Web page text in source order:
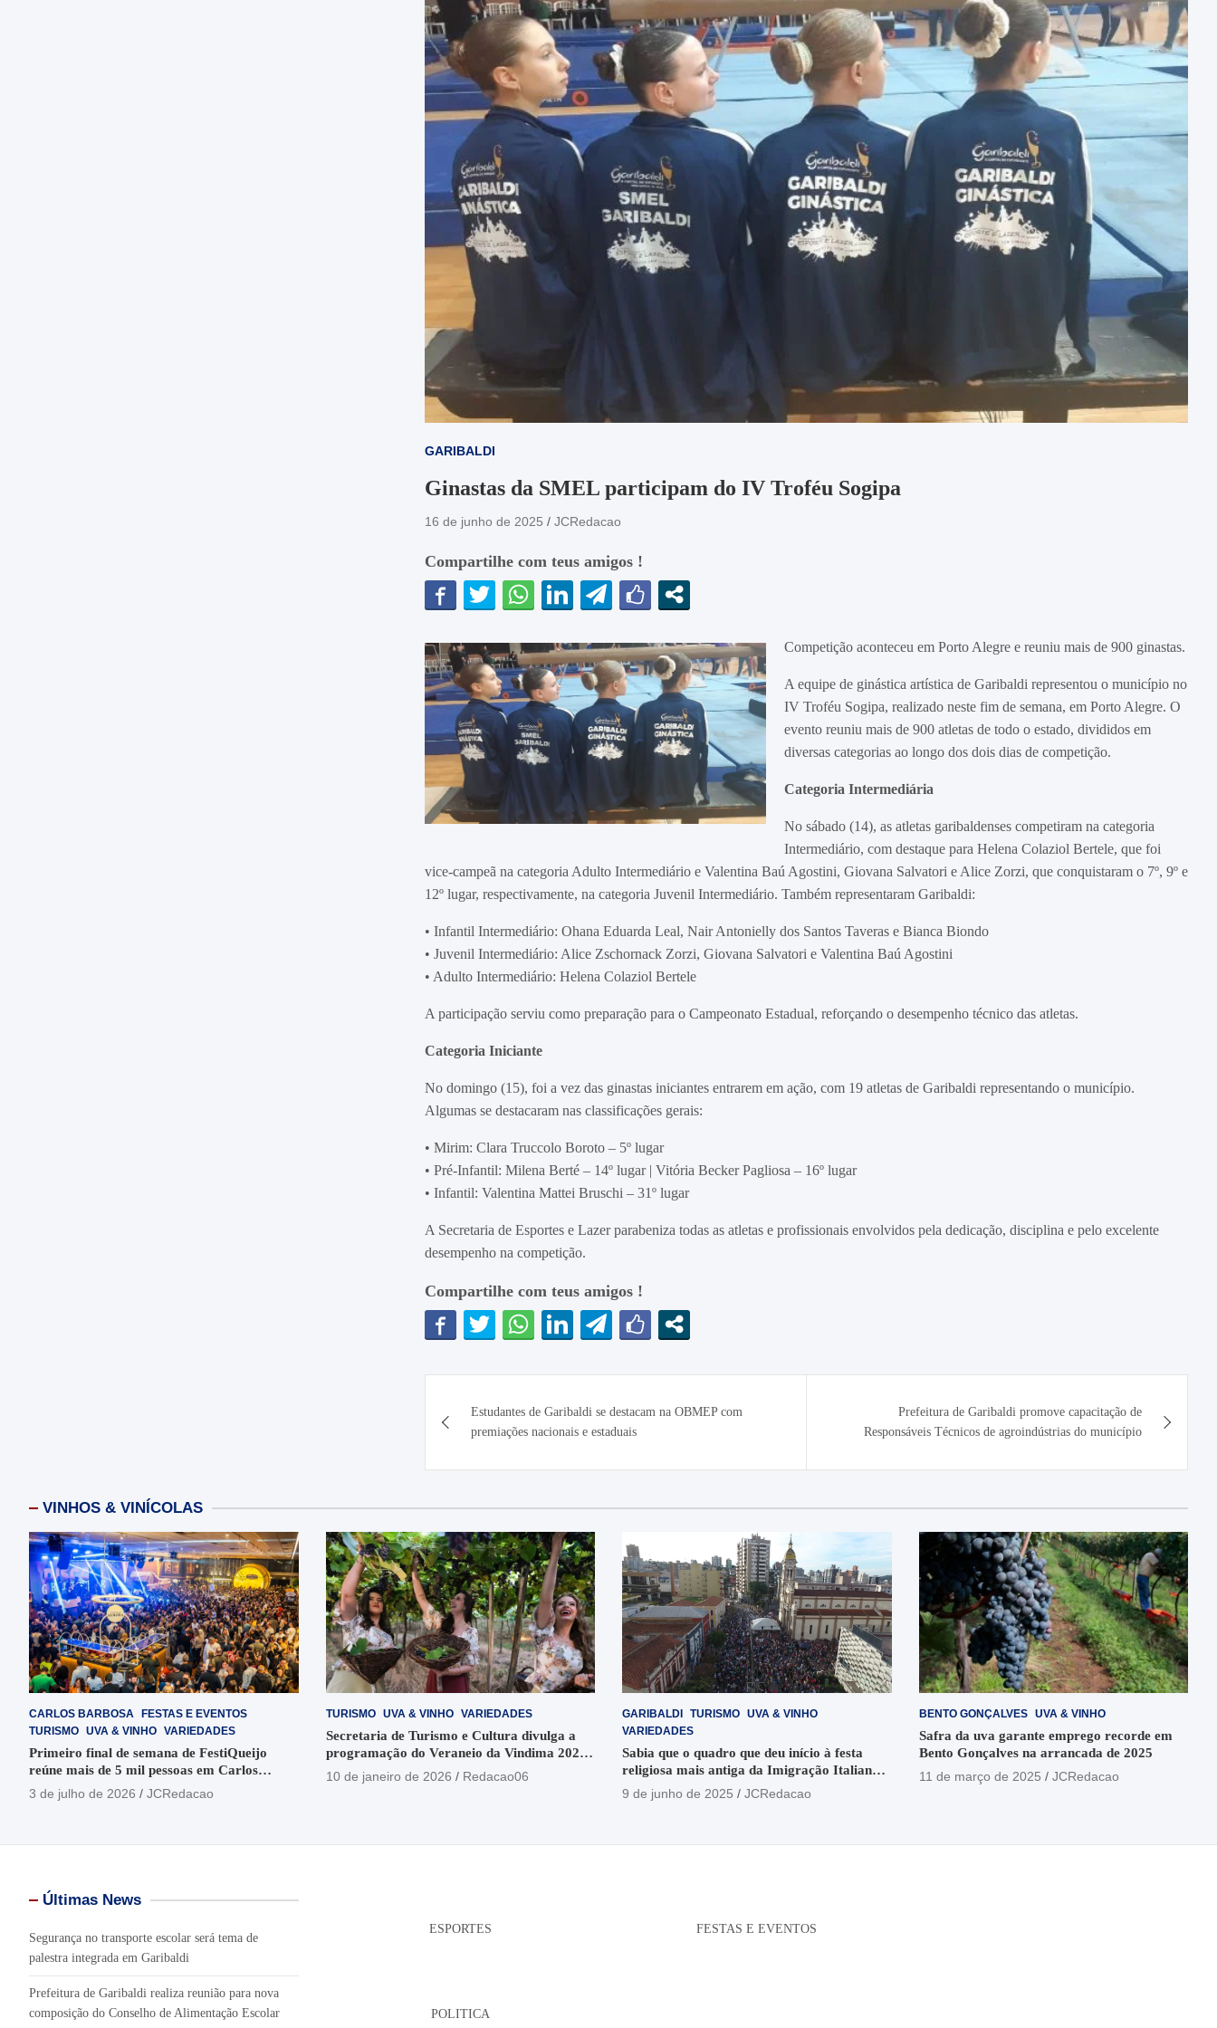
GARIBALDI
Ginastas da SMEL participam do IV Troféu Sogipa
16 de junho de 2025 JCRedacao
Compartilhe com teus amigos !
Competição aconteceu em Porto Alegre e reuniu mais de 900 ginastas.
A equipe de ginástica artística de Garibaldi representou o município no
IV Troféu Sogipa, realizado neste fim de semana, em Porto Alegre. O
evento reuniu mais de 900 atletas de todo o estado, divididos em
diversas categorias ao longo dos dois dias de competição.
Categoria Intermediária
No sábado (14), as atletas garibaldenses competiram na categoria
Intermediário, com destaque para Helena Colaziol Bertele, que foi
vice-campeã na categoria Adulto Intermediário e Valentina Baú Agostini, Giovana Salvatori e Alice Zorzi, que conquistaram o 7º, 9º e
12º lugar, respectivamente, na categoria Juvenil Intermediário. Também representaram Garibaldi:
• Infantil Intermediário: Ohana Eduarda Leal, Nair Antonielly dos Santos Taveras e Bianca Biondo
• Juvenil Intermediário: Alice Zschornack Zorzi, Giovana Salvatori e Valentina Baú Agostini
• Adulto Intermediário: Helena Colaziol Bertele
A participação serviu como preparação para o Campeonato Estadual, reforçando o desempenho técnico das atletas.
Categoria Iniciante
No domingo (15), foi a vez das ginastas iniciantes entrarem em ação, com 19 atletas de Garibaldi representando o município.
Algumas se destacaram nas classificações gerais:
• Mirim: Clara Truccolo Boroto – 5º lugar
• Pré-Infantil: Milena Berté – 14º lugar | Vitória Becker Pagliosa – 16º lugar
• Infantil: Valentina Mattei Bruschi – 31º lugar
A Secretaria de Esportes e Lazer parabeniza todas as atletas e profissionais envolvidos pela dedicação, disciplina e pelo excelente
desempenho na competição.
Compartilhe com teus amigos !
de
Post
Estudantes de Garibaldi se destacam na OBMEP com
premiações nacionais e estaduais
Prefeitura de Garibaldi promove capacitação de
Responsáveis Técnicos de agroindústrias do município
VINHOS & VINÍCOLAS
CARLOS BARBOSA
FESTAS E EVENTOS
TURISMO UVA & VINHO VARIEDADES
Primeiro final de semana de FestiQueijo
reúne mais de 5 mil pessoas em Carlos
Barbosa
3 de julho de 2026 JCRedacao
TURISMO UVA & VINHO VARIEDADES
Secretaria de Turismo e Cultura divulga a
programação do Veraneio da Vindima 2026
em Garibaldi
10 de janeiro de 2026 Redacao06
GARIBALDI TURISMO UVA & VINHO
VARIEDADES
Sabia que o quadro que deu início à festa
religiosa mais antiga da Imigração Italiana
está no Santuário Santo Antônio
9 de junho de 2025 JCRedacao
BENTO GONÇALVES UVA & VINHO
Safra da uva garante emprego recorde em
Bento Gonçalves na arrancada de 2025
11 de março de 2025
JCRedacao
Últimas News
Segurança no transporte escolar será tema de
palestra integrada em Garibaldi
Prefeitura de Garibaldi realiza reunião para nova
composição do Conselho de Alimentação Escolar
ESPORTES
POLITICA
FESTAS E EVENTOS